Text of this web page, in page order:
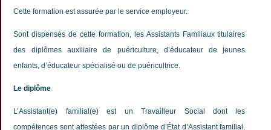
Cette formation est assurée par le service employeur.
Sont dispensés de cette formation, les Assistants Familiaux titulaires
des diplômes auxiliaire de puériculture, d’éducateur de jeunes
enfants, d’éducateur spécialisé ou de puéricultrice.
Le diplôme
L’Assistant(e) familial(e) est un Travailleur Social dont les
compétences sont attestées par un diplôme d’État d’Assistant familial,